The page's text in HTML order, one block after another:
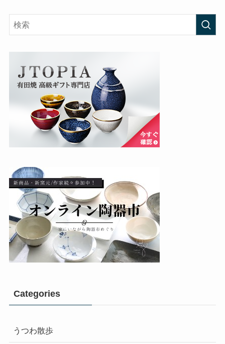
Categories
うつわ散歩